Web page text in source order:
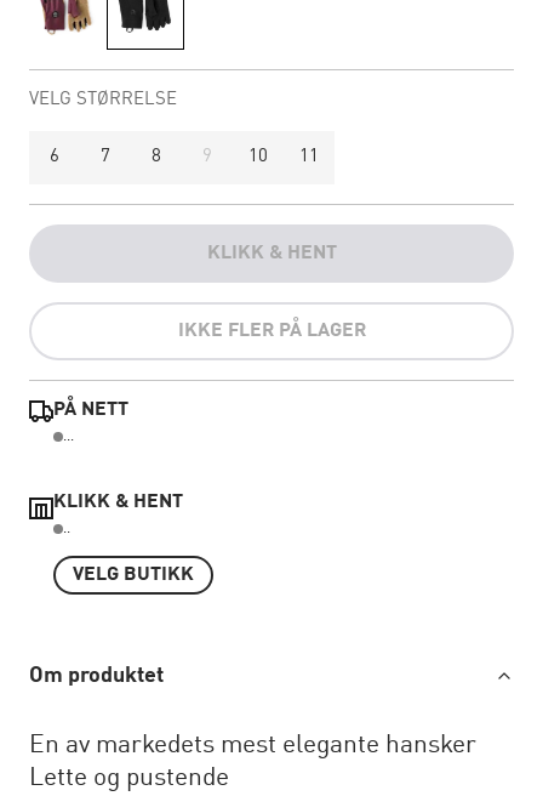
VELG STØRRELSE
6 7 8 9 10 11
KLIKK & HENT
IKKE FLER PÅ LAGER
PÅ NETT
...
KLIKK & HENT
..
VELG BUTIKK
Om produktet
En av markedets mest elegante hansker
Lette og pustende